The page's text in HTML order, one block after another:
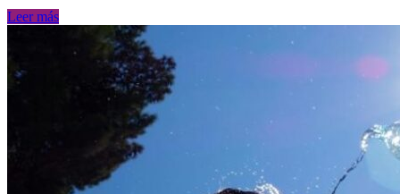
Leer más